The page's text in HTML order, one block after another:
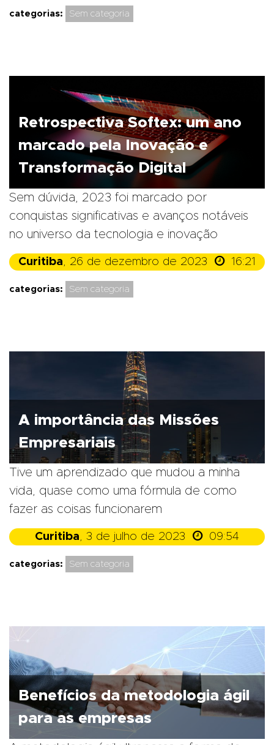
categorias: Sem categoria
Retrospectiva Softex: um ano
marcado pela Inovação e
Transformação Digital
Sem dúvida, 2023 foi marcado por
conquistas significativas e avanços notáveis
no universo da tecnologia e inovação
Curitiba , 26 de dezembro de 2023  16:21
categorias: Sem categoria
A importância das Missões
Empresariais
Tive um aprendizado que mudou a minha
vida, quase como uma fórmula de como
fazer as coisas funcionarem
Curitiba, 3 de julho de 2023  09:54
categorias: Sem categoria
Benefícios da metodologia ágil
para as empresas